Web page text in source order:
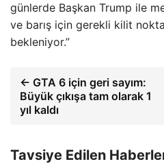
günlerde Başkan Trump ile
ve barış için gerekli kilit
bekleniyor.”
← GTA 6 için geri sayım:
Büyük çıkışa tam olarak 1
yıl kaldı
Tavsiye Edilen